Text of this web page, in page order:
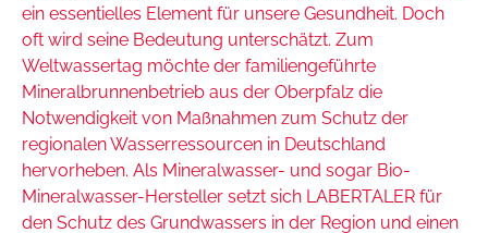
ein essentielles Element für unsere Gesundheit. Doch
oft wird seine Bedeutung unterschätzt. Zum
Weltwassertag möchte der familiengeführte
Mineralbrunnenbetrieb aus der Oberpfalz die
Notwendigkeit von Maßnahmen zum Schutz der
regionalen Wasserressourcen in Deutschland
hervorheben. Als Mineralwasser- und sogar Bio-
Mineralwasser-Hersteller setzt sich LABERTALER für
den Schutz des Grundwassers in der Region und einen